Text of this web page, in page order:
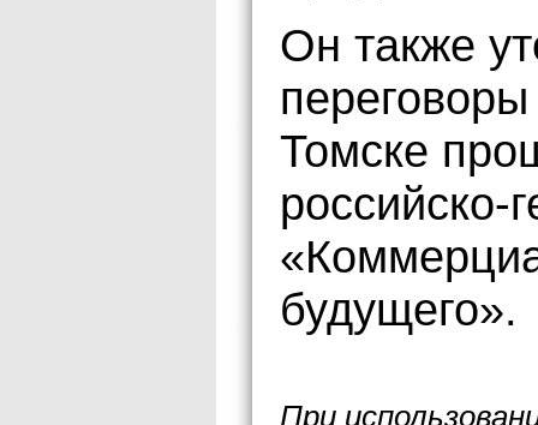
Он также
Томске
российско-
будущего».
При